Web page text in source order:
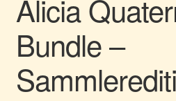
Alicia
Bundle –